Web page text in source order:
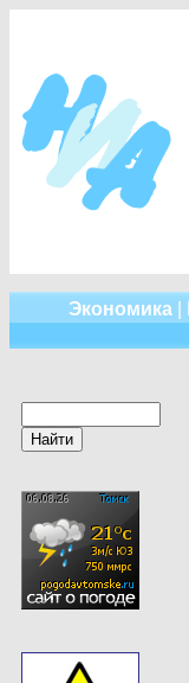
Экономика|